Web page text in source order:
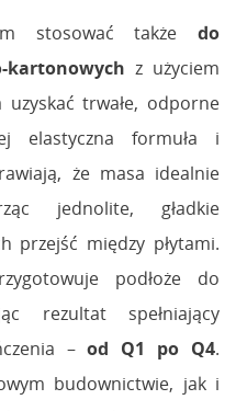
stosować także do
kartonowych z użyciem
trwałe, odporne
elastyczna formuła i
że masa idealnie
jednolite, gładkie
przejść między płytami.
podłoże do
rezultat spełniający
–od Q1 po Q4.
budownictwie, jak i